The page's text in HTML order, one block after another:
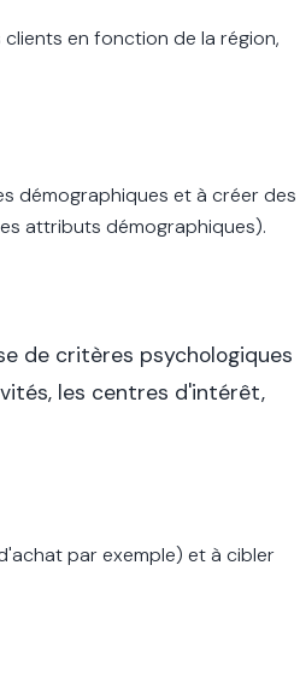
en fonction de la région,
démographiques et à créer des
attributs démographiques).
de critères psychologiques
les centres d'intérêt,
par exemple) et à cibler